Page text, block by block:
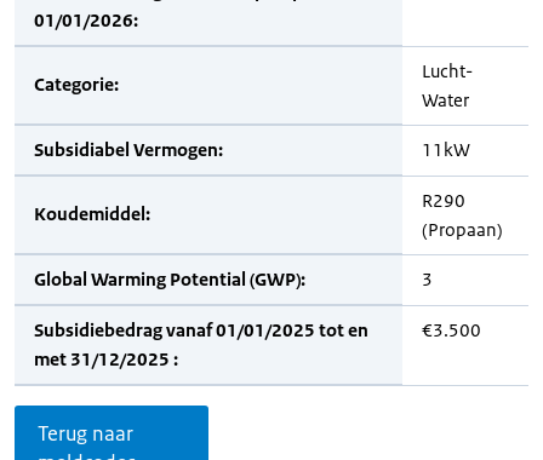
01/01/2026:
Categorie:
Lucht-
Water
Subsidiabel Vermogen: 11kW
Koudemiddel:
R290
(Propaan)
Global Warming Potential (GWP): 3
Subsidiebedrag vanaf 01/01/2025 tot en
met 31/12/2025 :
€3.500
Terug naar